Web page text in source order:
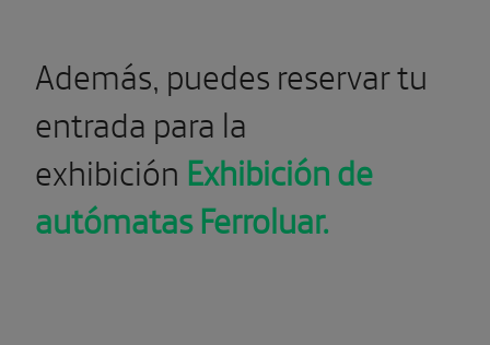
Además, puedes reservar tu
entrada para la
exhibición Exhibición de
autómatas Ferroluar.